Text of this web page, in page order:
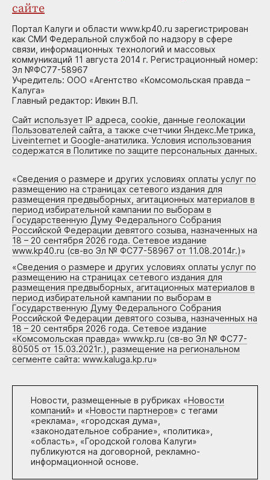
сайте
Портал Калуги и области www.kp40.ru зарегистрирован
как СМИ Федеральной службой по надзору в сфере
связи, информационных технологий и массовых
коммуникаций 11 августа 2014 г. Регистрационный номер:
Эл №ФС77-58967
Учредитель: ООО «Агентство «Комсомольская правда –
Калуга»
Главный редактор: Ивкин В.П.
Сайт использует IP адреса, cookie, данные геолокации
Пользователей сайта, а также счетчики Яндекс.Метрика,
Liveinternet и Google-анатилика. Условия использования
содержатся в Политике по защите персональных данных.
«Сведения о размере и других условиях оплаты услуг по
размещению на страницах сетевого издания для
размещения предвыборных, агитационных материалов в
период избирательной кампании по выборам в
Государственную Думу Федерального Собрания
Российской Федерации девятого созыва, назначенных на
18 – 20 сентября 2026 года. Сетевое издание
www.kp40.ru (св-во Эл № ФС77-58967 от 11.08.2014г.)»
«Сведения о размере и других условиях оплаты услуг по
размещению на страницах сетевого издания для
размещения предвыборных, агитационных материалов в
период избирательной кампании по выборам в
Государственную Думу Федерального Собрания
Российской Федерации девятого созыва, назначенных на
18 – 20 сентября 2026 года. Сетевое издание
«Комсомольская правда» www.kp.ru (св-во Эл № ФС77-
80505 от 15.03.2021г.), размещение на региональном
сегменте сайта: www.kaluga.kp.ru»
Новости, размещенные в рубриках «Новости
компаний» и «Новости партнеров» с тегами
«реклама», «городская дума»,
«законодательное собрание», «политика»,
«область», «Городской голова Калуги»
публикуются на договорной, рекламно-
информационной основе.